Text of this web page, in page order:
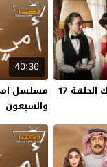
مسلسل اذا خسر الملك الحلقة 17
40:36
والسبعون